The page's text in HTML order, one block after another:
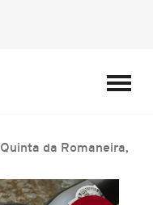
Tilbud
Quinta da Romaneira,